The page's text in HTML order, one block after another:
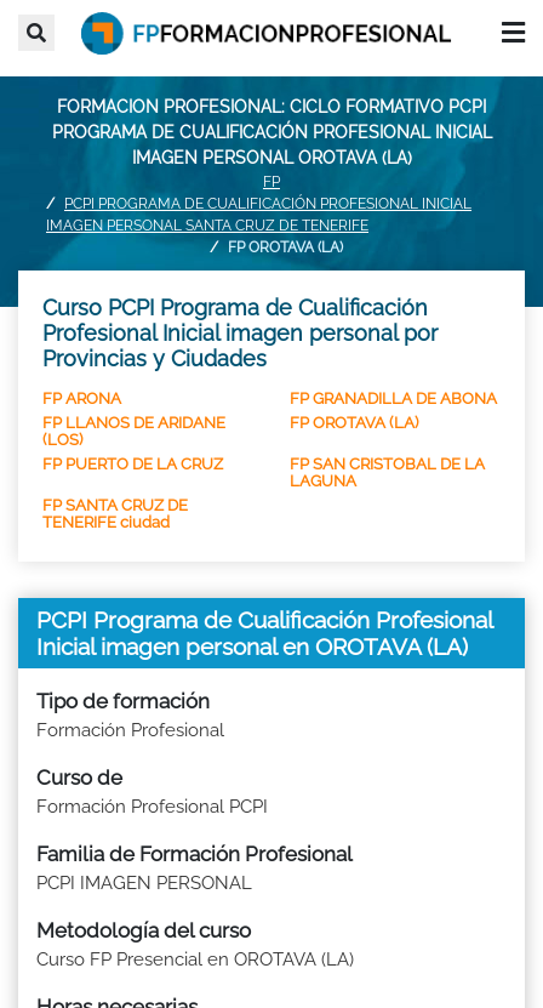
FORMACION PROFESIONAL: CICLO FORMATIVO PCPI
PROGRAMA DE CUALIFICACIÓN PROFESIONAL INICIAL
IMAGEN PERSONAL OROTAVA (LA)
FP
PCPI PROGRAMA DE CUALIFICACIÓN PROFESIONAL INICIAL
IMAGEN PERSONAL SANTA CRUZ DE TENERIFE
FP OROTAVA (LA)
Curso PCPI Programa de Cualificación
Profesional Inicial imagen personal por
Provincias y Ciudades
FP ARONA
FP GRANADILLA DE ABONA
FP LLANOS DE ARIDANE
(LOS)
FP OROTAVA (LA)
FP PUERTO DE LA CRUZ
FP SAN CRISTOBAL DE LA
LAGUNA
FP SANTA CRUZ DE
TENERIFE ciudad
PCPI Programa de Cualificación Profesional
Inicial imagen personal en OROTAVA (LA)
Tipo de formación
Formación Profesional
Curso de
Formación Profesional PCPI
Familia de Formación Profesional
PCPI IMAGEN PERSONAL
Metodología del curso
Curso FP Presencial en OROTAVA (LA)